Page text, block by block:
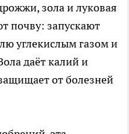
зола и луковая
почву: запускают
углекислым газом и
даёт калий и
от болезней